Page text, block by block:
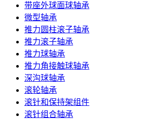
带座外球面球轴承
微型轴承
推力圆柱滚子轴承
推力滚子轴承
推力球轴承
推力角接触球轴承
深沟球轴承
滚轮轴承
滚针和保持架组件
滚针组合轴承